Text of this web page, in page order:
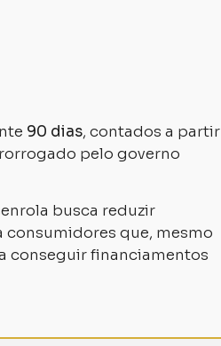
90 dias, contados a partir
pelo governo
busca reduzir
consumidores que, mesmo
conseguir financiamentos